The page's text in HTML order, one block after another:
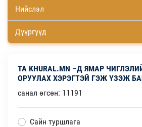
Нийслэл
Дүүргүүд
ТА KHURAL.MN –Д ЯМАР
ОРУУЛАХ ХЭРЭГТЭЙ ГЭЖ ҮЗЭЖ
санал өгсөн: 11191
Сайн туршлага